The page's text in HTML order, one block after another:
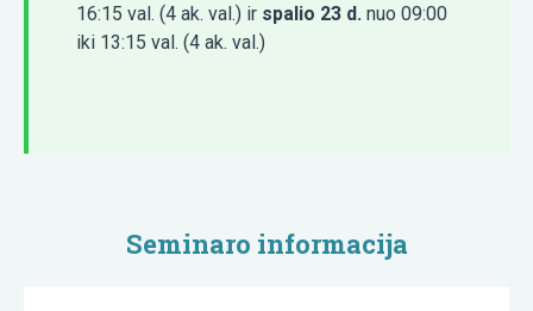
16:15 val. (4 ak. val.) ir spalio 23 d. nuo 09:00
iki 13:15 val. (4 ak. val.)
Seminaro informacija